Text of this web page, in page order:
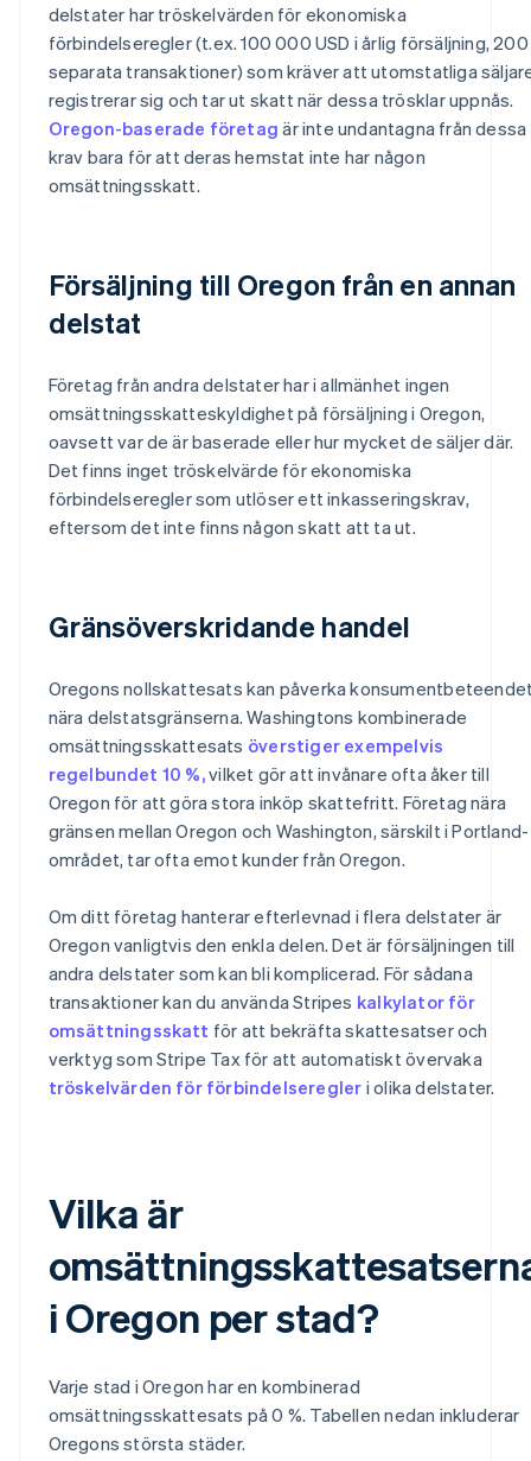
delstater har tröskelvärden för ekonomiska
förbindelseregler (t.ex. 100 000 USD i årlig försäljning, 200
separata transaktioner) som kräver att utomstatliga
registrerar sig och tar ut skatt när dessa trösklar uppnås.
Oregon-baserade företag är inte undantagna från dessa
krav bara för att deras hemstat inte har någon
omsättningsskatt.
Försäljning till Oregon från en annan
delstat
Företag från andra delstater har i allmänhet ingen
omsättningsskatteskyldighet på försäljning i Oregon,
oavsett var de är baserade eller hur mycket de säljer där.
Det finns inget tröskelvärde för ekonomiska
förbindelseregler som utlöser ett inkasseringskrav,
eftersom det inte finns någon skatt att ta ut.
Gränsöverskridande handel
Oregons nollskattesats kan påverka
nära delstatsgränserna. Washingtons kombinerade
omsättningsskattesats överstiger exempelvis
regelbundet 10 %,vilket gör att invånare ofta åker till
Oregon för att göra stora inköp skattefritt. Företag nära
gränsen mellan Oregon och Washington, särskilt i Portland-
området, tar ofta emot kunder från Oregon.
Om ditt företag hanterar efterlevnad i flera delstater är
Oregon vanligtvis den enkla delen. Det är försäljningen till
andra delstater som kan bli komplicerad. För sådana
transaktioner kan du använda Stripes kalkylator för
omsättningsskatt för att bekräfta skattesatser och
verktyg som Stripe Tax för att automatiskt övervaka
tröskelvärden för förbindelseregler i olika delstater.
Vilka är
i Oregon per stad?
Varje stad i Oregon har en kombinerad
omsättningsskattesats på 0 %. Tabellen nedan inkluderar
Oregons största städer.